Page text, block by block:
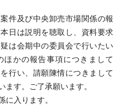
件及び中央卸売市場関係の報
日は説明を聴取し、資料要求
は会期中の委員会で行いたい
ほかの報告事項につきまして
行い、請願陳情につきまして
ます。ご了承願います。
入ります。